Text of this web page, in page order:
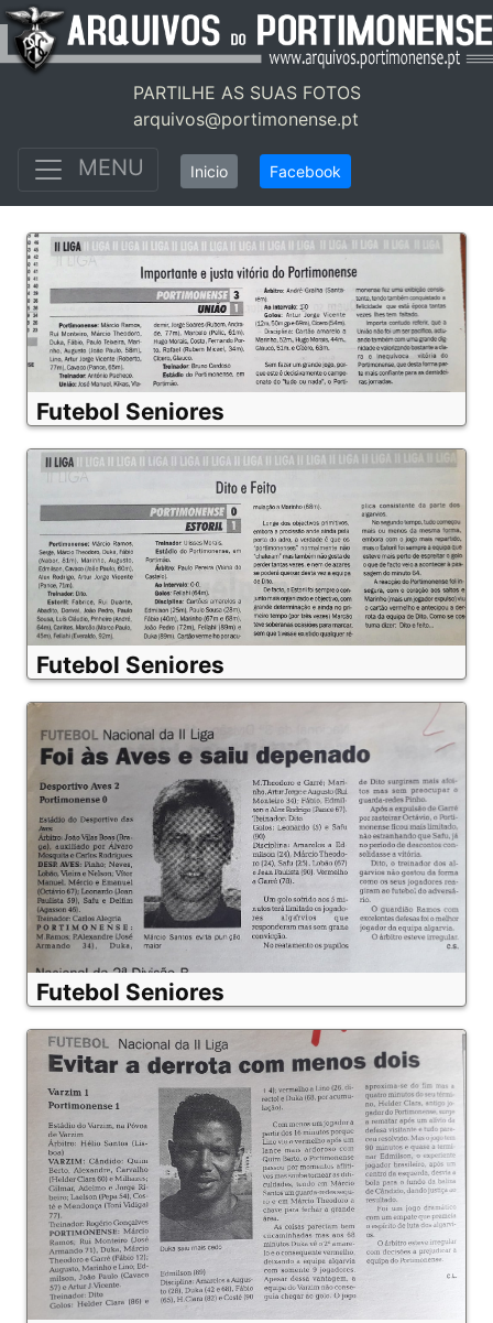
PARTILHE AS SUAS FOTOS
arquivos@portimonense.pt
MENU Inicio Facebook
Futebol Seniores
Futebol Seniores
Futebol Seniores